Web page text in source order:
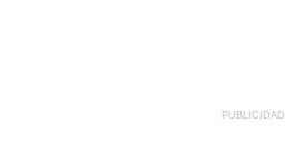
PUBLICIDAD